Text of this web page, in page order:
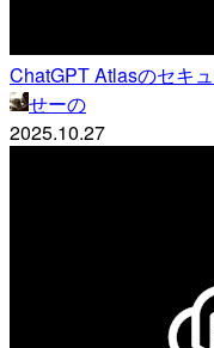
ChatGPT Atlasのセキ
せーの
2025.10.27